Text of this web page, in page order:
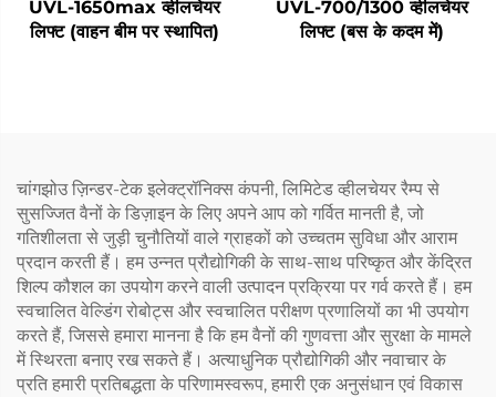
UVL-1650max व्हीलचेयर
लिफ्ट (वाहन बीम पर स्थापित)
UVL-700/1300 व्हीलचेयर
लिफ्ट (बस के कदम में)
चांगझोउ ज़िन्डर-टेक इलेक्ट्रॉनिक्स कंपनी, लिमिटेड व्हीलचेयर रैम्प से
सुसज्जित वैनों के डिज़ाइन के लिए अपने आप को गर्वित मानती है, जो
गतिशीलता से जुड़ी चुनौतियों वाले ग्राहकों को उच्चतम सुविधा और आराम
प्रदान करती हैं। हम उन्नत प्रौद्योगिकी के साथ-साथ परिष्कृत और केंद्रित
शिल्प कौशल का उपयोग करने वाली उत्पादन प्रक्रिया पर गर्व करते हैं। हम
स्वचालित वेल्डिंग रोबोट्स और स्वचालित परीक्षण प्रणालियों का भी उपयोग
करते हैं, जिससे हमारा मानना है कि हम वैनों की गुणवत्ता और सुरक्षा के मामले
में स्थिरता बनाए रख सकते हैं। अत्याधुनिक प्रौद्योगिकी और नवाचार के
प्रति हमारी प्रतिबद्धता के परिणामस्वरूप, हमारी एक अनुसंधान एवं विकास